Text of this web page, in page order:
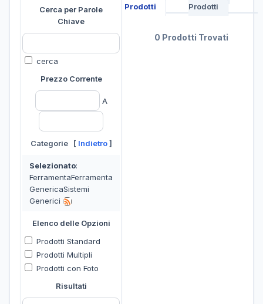
Cerca per Parole
Chiave
cerca
Prezzo Corrente
A
Categorie [ Indietro]
Selezionato:
FerramentaFerramenta
GenericaSistemi
Generici
Elenco delle Opzioni
Prodotti Standard
Prodotti Multipli
Prodotti con Foto
Risultati
Prodotti
Prodotti
0 Prodotti Trovati